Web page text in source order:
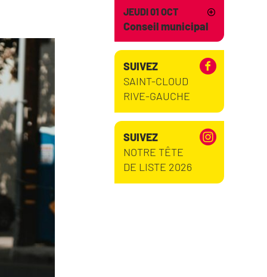
JEUDI 01 OCT
Conseil municipal
SUIVEZ
SAINT-CLOUD
RIVE-GAUCHE
SUIVEZ
NOTRE TÊTE
DE LISTE 2026